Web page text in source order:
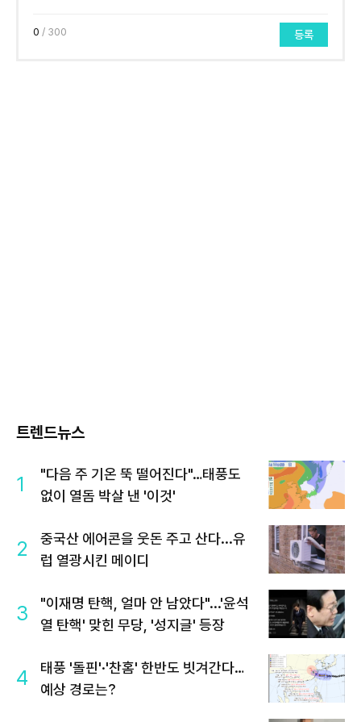
0 / 300 등록
트렌드뉴스
1
"다음 주 기온 뚝 떨어진다"…태풍도
없이 열돔 박살 낸 '이것'
2
중국산 에어콘을 웃돈 주고 산다...유
럽 열광시킨 메이디
3
"이재명 탄핵, 얼마 안 남았다"...'윤석
열 탄핵' 맞힌 무당, '성지글' 등장
4
태풍 '돌핀'·'찬홈' 한반도 빗겨간다…
예상 경로는?